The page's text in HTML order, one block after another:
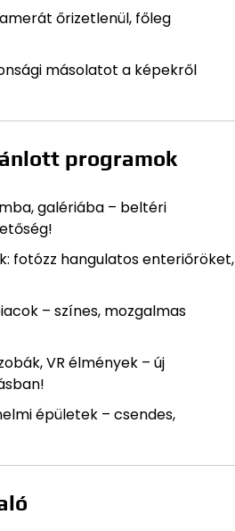
őrizetlenül, főleg
másolatot a képekről
programok
galériába – beltéri
fotózz hangulatos enteriőröket,
– színes, mozgalmas
VR élmények – új
épületek – csendes,